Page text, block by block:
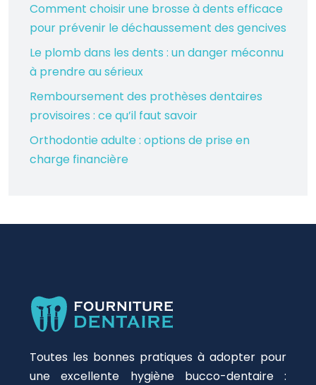
Comment choisir une brosse à dents efficace
pour prévenir le déchaussement des gencives
Le plomb dans les dents : un danger méconnu
à prendre au sérieux
Remboursement des prothèses dentaires
provisoires : ce qu’il faut savoir
Orthodontie adulte : options de prise en
charge financière
Toutes les bonnes pratiques à adopter pour
une excellente hygiène bucco-dentaire :